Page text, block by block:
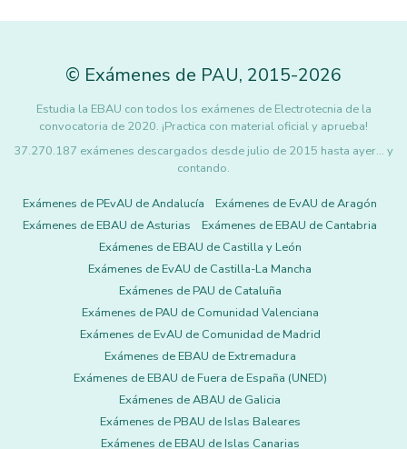
© Exámenes de PAU, 2015-2026
Estudia la EBAU con todos los exámenes de Electrotecnia de la
convocatoria de 2020. ¡Practica con material oficial y aprueba!
37.270.187 exámenes descargados desde julio de 2015 hasta ayer... y
contando.
Exámenes de PEvAU de Andalucía
Exámenes de EvAU de Aragón
Exámenes de EBAU de Asturias
Exámenes de EBAU de Cantabria
Exámenes de EBAU de Castilla y León
Exámenes de EvAU de Castilla-La Mancha
Exámenes de PAU de Cataluña
Exámenes de PAU de Comunidad Valenciana
Exámenes de EvAU de Comunidad de Madrid
Exámenes de EBAU de Extremadura
Exámenes de EBAU de Fuera de España (UNED)
Exámenes de ABAU de Galicia
Exámenes de PBAU de Islas Baleares
Exámenes de EBAU de Islas Canarias